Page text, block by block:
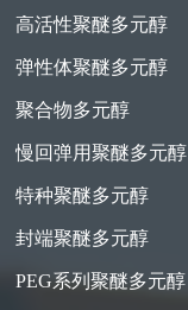
高活性聚醚多元醇
弹性体聚醚多元醇
聚合物多元醇
慢回弹用聚醚多元醇
特种聚醚多元醇
封端聚醚多元醇
PEG系列聚醚多元醇